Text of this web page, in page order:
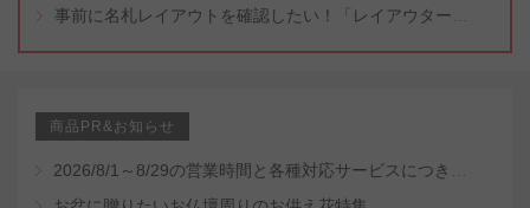
商品PR&お知らせ